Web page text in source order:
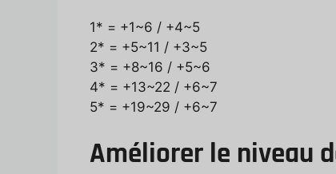
1* = +1~6 / +4~5
2* = +5~11 / +3~5
3* = +8~16 / +5~6
4* = +13~22 / +6~7
5* = +19~29 / +6~7
Améliorer le niveau